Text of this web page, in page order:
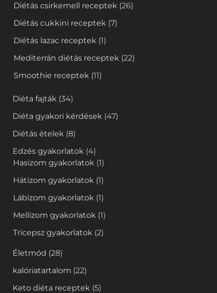
Diétás csirkemell receptek (26)
Diétás cukkini receptek (7)
Diétás lazac receptek (1)
Mediterrán diétás receptek (22)
Smoothie receptek (11)
Diéta fajták (34)
Diéta gyakori kérdések (47)
Diétás ételek (8)
Edzés gyakorlatok (4)
Hasizom gyakorlatok (1)
Hátizom gyakorlatok (1)
Lábizom gyakorlatok (1)
Mellizom gyakorlatok (1)
Tricepsz gyakorlatok (2)
Életmód (28)
kalóriatartalom (22)
Keto diéta receptek (5)